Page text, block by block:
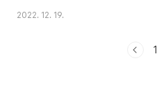
서 빠집니다. 가장 쉽고 큰 혜택이기 때문
양가족은 자녀, 배우자, 보모님, 조부모
2022. 12. 19.
1